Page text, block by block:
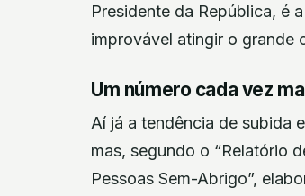
Presidente da República, é
improvável atingir o grande
Um número cada vez
Aí já a tendência de subida
mas, segundo o “Relatório
Pessoas Sem-Abrigo”,